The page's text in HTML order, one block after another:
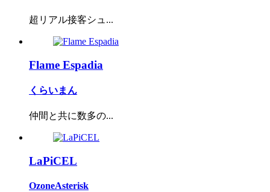
超リアル接客シュ...
Flame Espadia
くらいまん
仲間と共に数多の...
LaPiCEL
OzoneAsterisk